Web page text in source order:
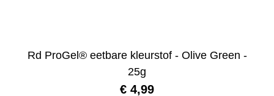
Rd ProGel® eetbare kleurstof - Olive Green -
25g
€ 4,99